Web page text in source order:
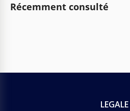
Récemment consulté
LEGALE